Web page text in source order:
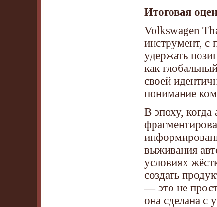
Итоговая
Volkswagen
инструмент, с
удержать
как
своей
понимание
В эпоху, когда
выживания
условиях
создать
— это не
она сделана с